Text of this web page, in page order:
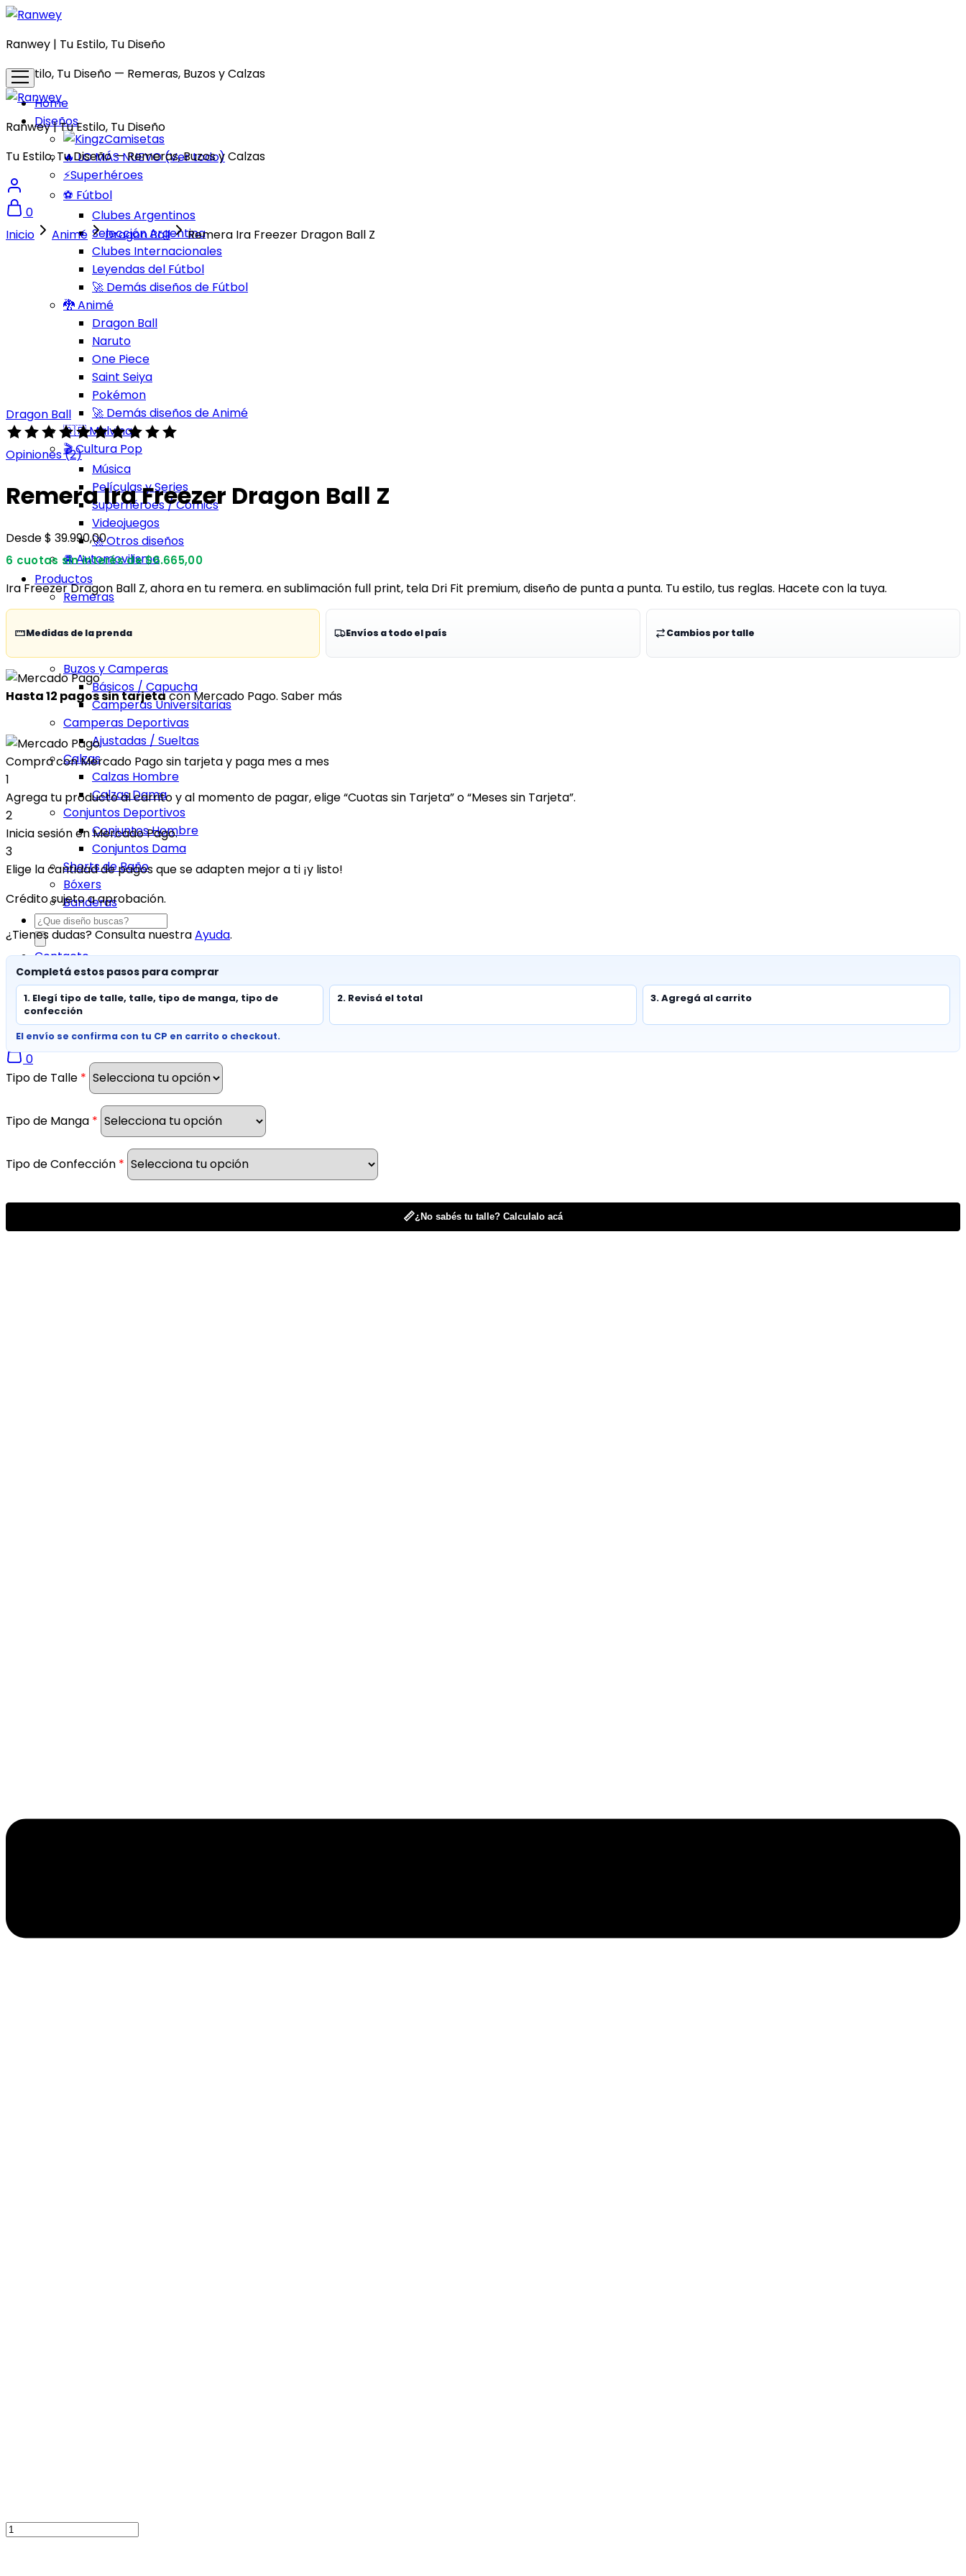
Ranwey | Tu Estilo, Tu Diseño
Tu Estilo, Tu Diseño — Remeras, Buzos y Calzas
Home
Diseños
Camisetas
🔥 LO MÁS NUEVO (Ver todo)
⚡Superhéroes
⚽ Fútbol
Clubes Argentinos
Selección Argentina
Clubes Internacionales
Leyendas del Fútbol
🚀 Demás diseños de Fútbol
🐉 Animé
Dragon Ball
Naruto
One Piece
Saint Seiya
Pokémon
🚀 Demás diseños de Animé
🇦🇷 Malvinas
🎬 Cultura Pop
Música
Películas y Series
Superhéroes / Cómics
Videojuegos
🚀 Otros diseños
🚘 Automovilismo
Productos
Remeras
Full Print
Algodón Estampadas
Buzos y Camperas
Básicos / Capucha
Camperas Universitarias
Camperas Deportivas
Ajustadas / Sueltas
Calzas
Calzas Hombre
Calzas Dama
Conjuntos Deportivos
Conjuntos Hombre
Conjuntos Dama
Shorts de Baño
Bóxers
Banderas
Products
search
Contacto
Envíos y Logística
Seguir pedido
0
Ranwey | Tu Estilo, Tu Diseño
Tu Estilo, Tu Diseño — Remeras, Buzos y Calzas
0
Inicio
Animé Dragon Ball Remera Ira Freezer Dragon Ball Z
Dragon Ball
de
5
1
opinión
Opiniones (2)
Remera Ira Freezer Dragon Ball Z
Desde$ 39.990,00
6 cuotas sin interés de $6.665,00
Ira Freezer Dragon Ball Z, ahora en tu remera. en sublimación full print, tela Dri Fit premium, diseño de punta a punta. Tu estilo, tus reglas. Hacete con la tuya.
Medidas de la prenda Envíos a todo el país Cambios por talle
Hasta 12 pagos sin tarjetacon Mercado Pago. Saber más
Compra con Mercado Pago sin tarjeta y paga mes a mes
1
Agrega tu producto al carrito y al momento de pagar, elige “Cuotas sin Tarjeta” o “Meses sin Tarjeta”.
2
Inicia sesión en Mercado Pago.
3
Elige la cantidad de pagos que se adapten mejor a ti ¡y listo!
Crédito sujeto a aprobación.
¿Tienes dudas? Consulta nuestraAyuda.
Completá estos pasos para comprar
1. Elegí tipo de talle, talle, tipo de manga, tipo de
confección
2. Revisá el total 3. Agregá al carrito
El envío se confirma con tu CP en carrito o checkout.
Tipo de Talle *
Tipo de Manga *
Tipo de Confección *
📏¿No sabés tu talle? Calculalo acá
Remera